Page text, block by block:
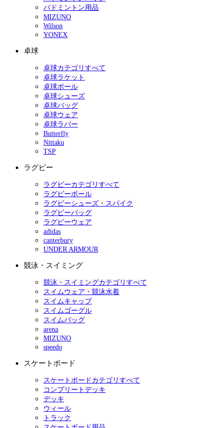
バドミントン用品
MIZUNO
Wilson
YONEX
卓球
卓球カテゴリすべて
卓球ラケット
卓球ボール
卓球シューズ
卓球バッグ
卓球ウェア
卓球ラバー
Butterfly
Nittaku
TSP
ラグビー
ラグビーカテゴリすべて
ラグビーボール
ラグビーシューズ・スパイク
ラグビーバッグ
ラグビーウェア
adidas
canterbury
UNDER ARMOUR
競泳・スイミング
競泳・スイミングカテゴリすべて
スイムウェア・競泳水着
スイムキャップ
スイムゴーグル
スイムバッグ
arena
MIZUNO
speedo
スケートボード
スケートボードカテゴリすべて
コンプリートデッキ
デッキ
ウィール
トラック